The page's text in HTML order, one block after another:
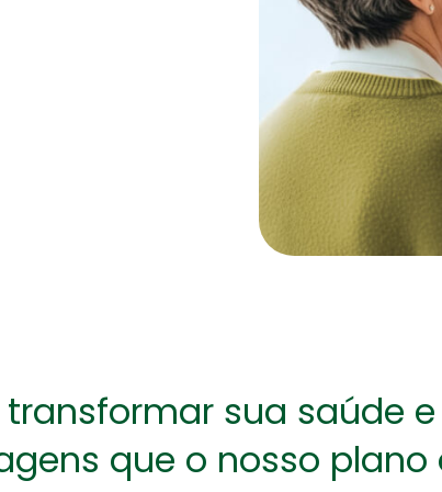
Estrutura e a responsabilidade de
unidade de governança
sua saúde
que o nosso plano